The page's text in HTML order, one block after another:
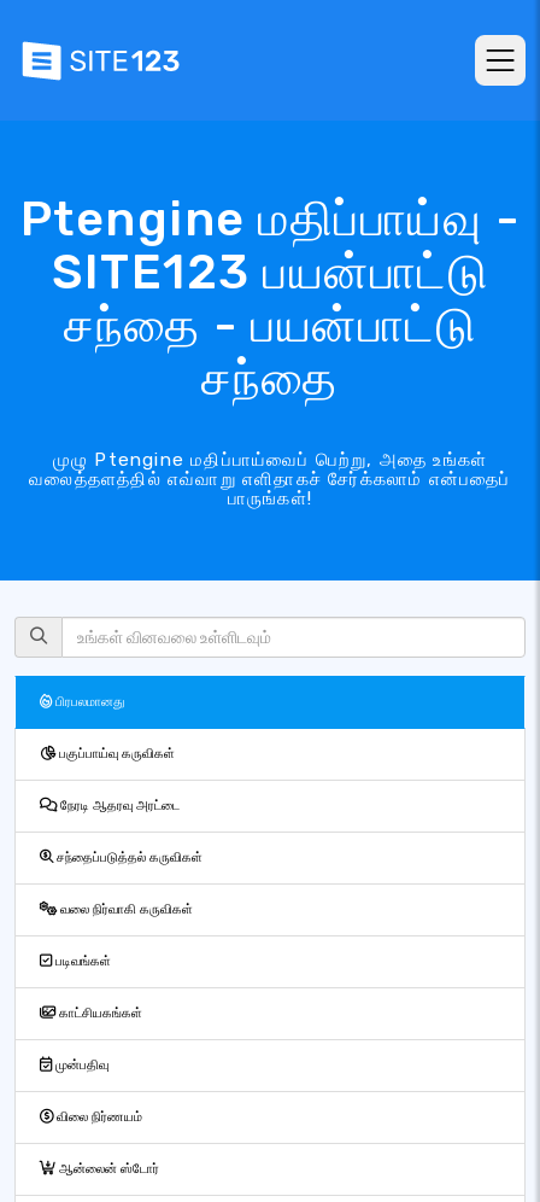
Ptengine மதிப்பாய்வு -
SITE123 பயன்பாட்டு
சந்தை - பயன்பாட்டு
சந்தை
முழு Ptengine மதிப்பாய்வைப் பெற்று, அதை உங்கள்
வலைத்தளத்தில் எவ்வாறு எளிதாகச் சேர்க்கலாம் என்பதைப்
பாருங்கள்!
பிரபலமானது
பகுப்பாய்வு கருவிகள்
நேரடி ஆதரவு அரட்டை
சந்தைப்படுத்தல் கருவிகள்
வலை நிர்வாகி கருவிகள்
படிவங்கள்
காட்சியகங்கள்
முன்பதிவு
விலை நிர்ணயம்
ஆன்லைன் ஸ்டோர்